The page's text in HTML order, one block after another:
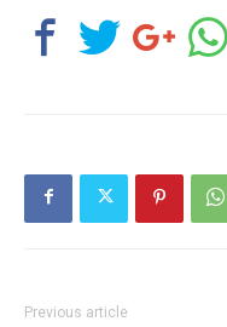
Previous article